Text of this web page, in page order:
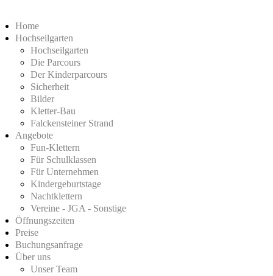
Home
Hochseilgarten
Hochseilgarten
Die Parcours
Der Kinderparcours
Sicherheit
Bilder
Kletter-Bau
Falckensteiner Strand
Angebote
Fun-Klettern
Für Schulklassen
Für Unternehmen
Kindergeburtstage
Nachtklettern
Vereine - JGA - Sonstige
Öffnungszeiten
Preise
Buchungsanfrage
Über uns
Unser Team